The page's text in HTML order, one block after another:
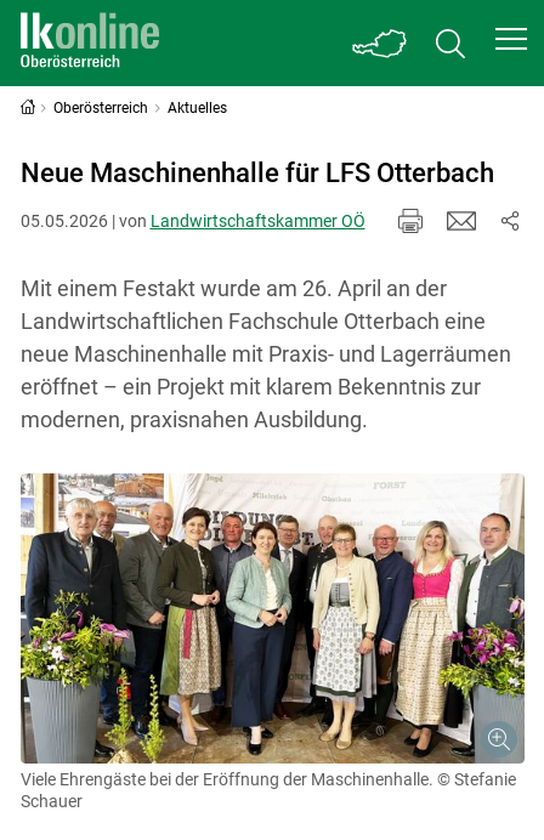
Oberösterreich Aktuelles
Neue Maschinenhalle für LFS Otterbach
05.05.2026 | von Landwirtschaftskammer OÖ
Mit einem Festakt wurde am 26. April an der
Landwirtschaftlichen Fachschule Otterbach eine
neue Maschinenhalle mit Praxis- und Lagerräumen
eröffnet – ein Projekt mit klarem Bekenntnis zur
modernen, praxisnahen Ausbildung.
Viele Ehrengäste bei der Eröffnung der Maschinenhalle. © Stefanie
Schauer